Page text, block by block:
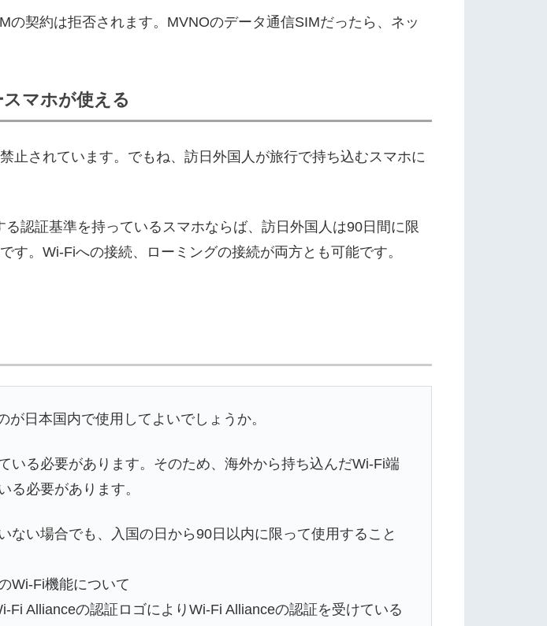
契約は拒否されます。MVNOのデータ通信SIMだったら、ネッ
マホが使える
止されています。でもね、訪日外国人が旅行で持ち込むスマホに
認証基準を持っているスマホならば、訪日外国人は90日間に限
。Wi-Fiへの接続、ローミングの接続が両方とも可能です。
日本国内で使用してよいでしょうか。
いる必要があります。そのため、海外から持ち込んだWi-Fi端
る必要があります。
い場合でも、入国の日から90日以内に限って使用すること
Wi-Fi機能について
Allianceの認証ロゴによりWi-Fi Allianceの認証を受けている